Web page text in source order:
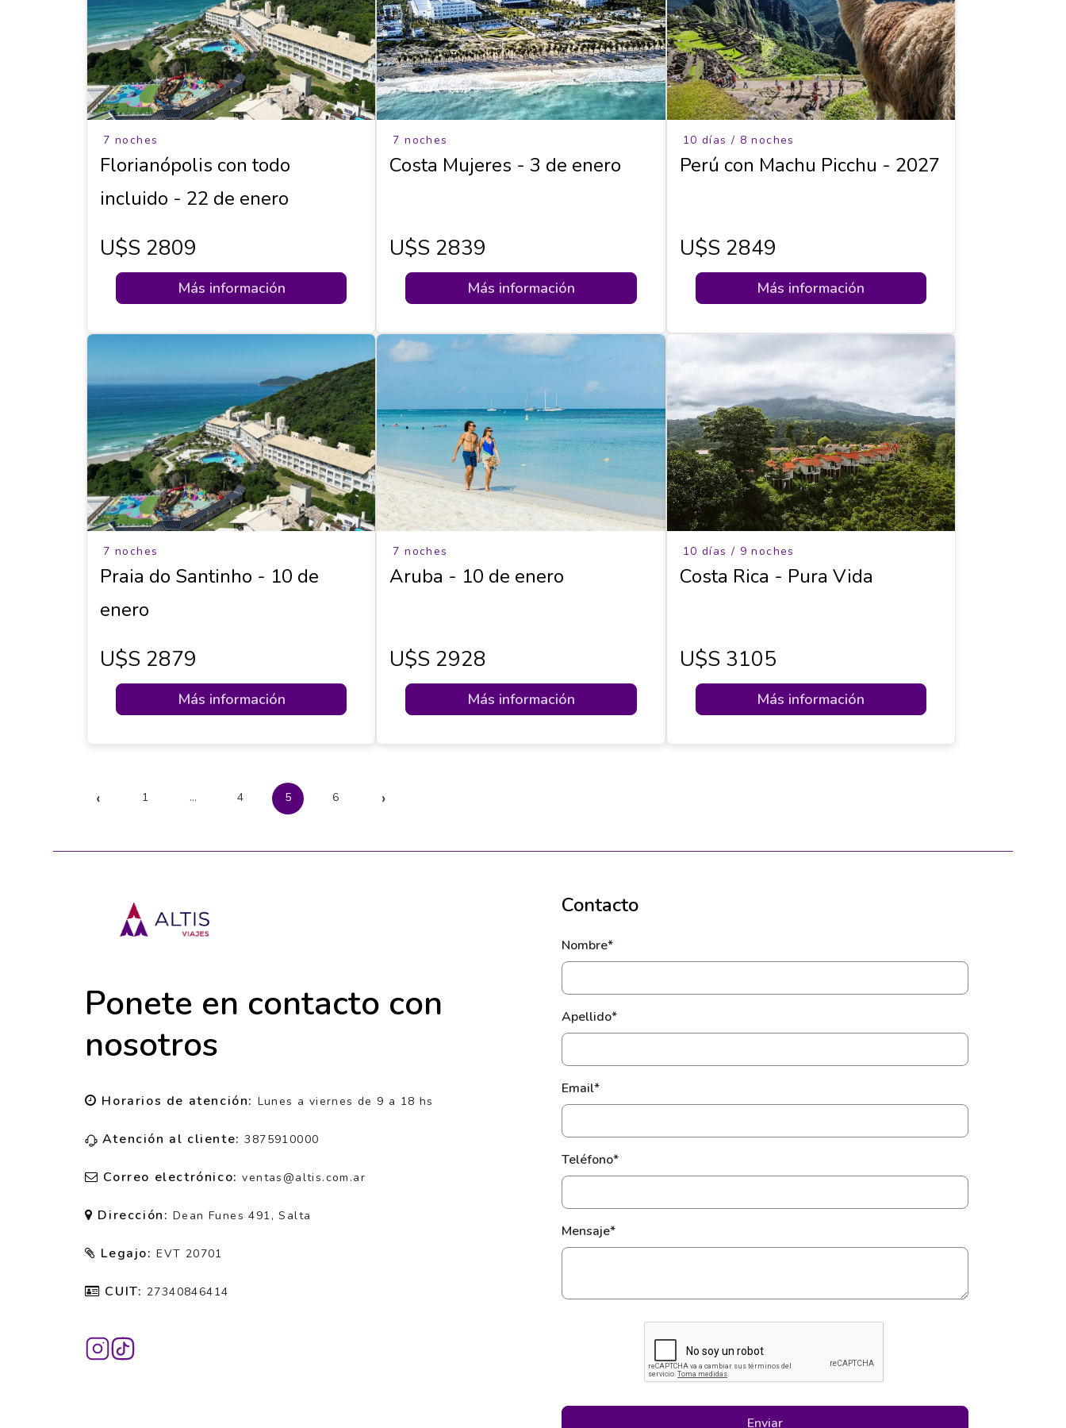
7 noches
Florianópolis con todo
incluido - 22 de enero
U$s 2809
Más información
7 noches
Costa Mujeres - 3 de enero
U$s 2839
Más información
10 días / 8 noches
Perú con Machu Picchu - 2027
U$s 2849
Más información
7 noches
Praia do Santinho - 10 de
enero
U$s 2879
Más información
7 noches
Aruba - 10 de enero
U$s 2928
Más información
10 días / 9 noches
Costa Rica - Pura Vida
U$s 3105
Más información
‹ 1 … 4 5 6 ›
Ponete en contacto con
nosotros
Horarios de atención: Lunes a viernes de 9 a 18 hs
Atención al cliente:3875910000
Correo electrónico:ventas@altis.com.ar
Dirección:Dean Funes 491, Salta
Legajo:EVT 20701
CUIT: 27340846414
Contacto
Nombre*
Apellido*
Email*
Teléfono*
Mensaje*
Enviar